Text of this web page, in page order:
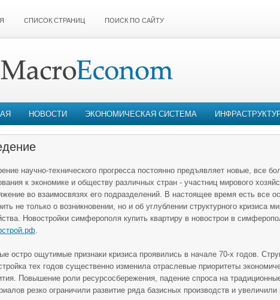
СПИСОК СТРАНИЦ ПОИСК ПО САЙТУ
НОВОСТИ ЭКОНОМИЧЕСКАЯ СИСТЕМА
научно-технического прогресса постоянно предъявляет новые, все
к экономике и обществу различных стран - участниц мирового
во взаимосвязях его подразделений. В настоящее время есть все
не только о возникновении, но и об углублении структурного кризиса
Новостройки симферополя купить квартиру в новострои в
.
остро ощутимые признаки кризиса проявились в начале 70-х годов.
тех годов существенно изменила отраслевые приоритеты
Повышение роли ресурсосбережения, падение спроса на
резко ограничили развитие ряда базисных производств и увеличили